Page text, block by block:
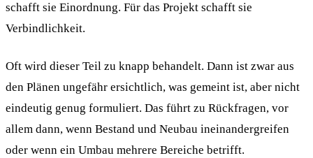
schafft sie Einordnung. Für das Projekt schafft sie
Verbindlichkeit.
Oft wird dieser Teil zu knapp behandelt. Dann ist zwar aus
den Plänen ungefähr ersichtlich, was gemeint ist, aber nicht
eindeutig genug formuliert. Das führt zu Rückfragen, vor
allem dann, wenn Bestand und Neubau ineinandergreifen
oder wenn ein Umbau mehrere Bereiche betrifft.